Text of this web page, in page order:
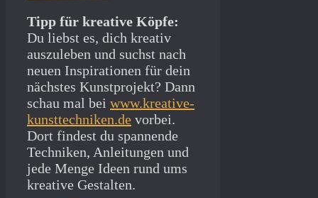
Tipp für kreative Köpfe:
Du liebst es, dich kreativ
auszuleben und suchst nach
neuen Inspirationen für dein
nächstes Kunstprojekt? Dann
schau mal bei www.kreative-
kunsttechniken.de vorbei.
Dort findest du spannende
Techniken, Anleitungen und
jede Menge Ideen rund ums
kreative Gestalten.